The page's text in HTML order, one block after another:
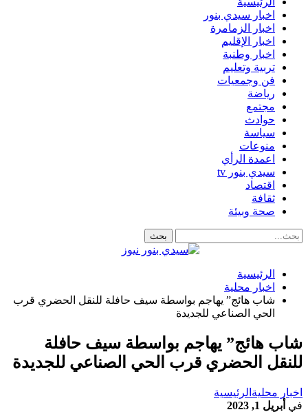
اخبار سيدي بنور
اخبار الزمامرة
اخبار الإقليم
اخبار وطنبة
تربية وتعليم
فن وجمعيات
رياضة
مجتمع
حوادث
سياسة
منوعات
اعمدة الرأي
سيدي بنور tv
اقتصاد
ثقافة
صحة وبيئة
الرئيسية
اخبار محلية
شاب هائج” يهاجم بواسطة سيف حافلة للنقل الحضري قرب
الحي الصناعي للجديدة
شاب هائج” يهاجم بواسطة سيف حافلة
للنقل الحضري قرب الحي الصناعي للجديدة
اخبار محلية الرئيسية
في أبريل 1, 2023